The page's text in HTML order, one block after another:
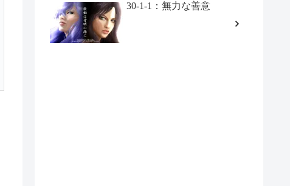
30-1-1：無力な善意